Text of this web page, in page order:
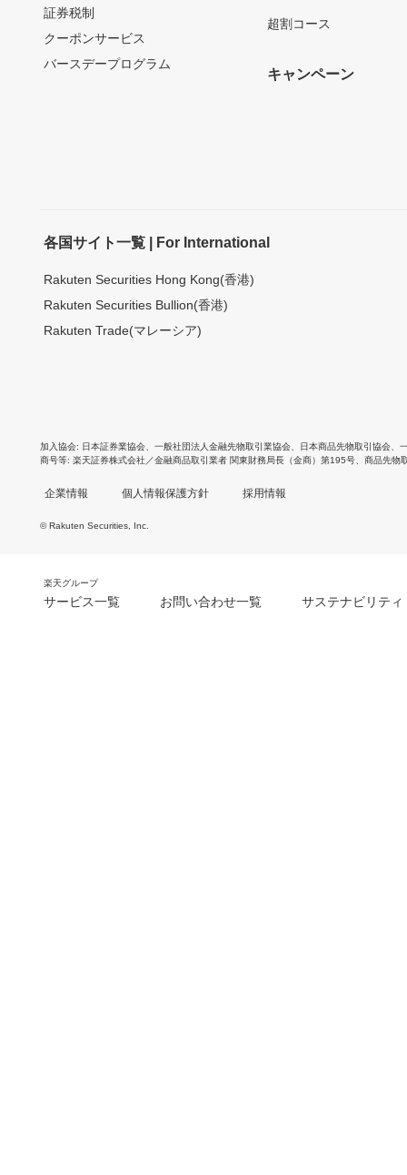
証券税制
クーポンサービス
バースデープログラム
超割コース
キャンペーン
各国サイト一覧 | For International
Rakuten Securities Hong Kong(香港)
Rakuten Securities Bullion(香港)
Rakuten Trade(マレーシア)
加入協会 日本証券業協会 一般社団法人金融先物取引業協会 日本商品先物取引協会
商号等 楽天証券株式会社／金融商品取引業者 関東財務局長（金商）第195号、商品先物
企業情報 個人情報保護方針 採用情報
© Rakuten Securities, Inc.
楽天グループ
サービス一覧 お問い合わせ一覧 サステナビリティ